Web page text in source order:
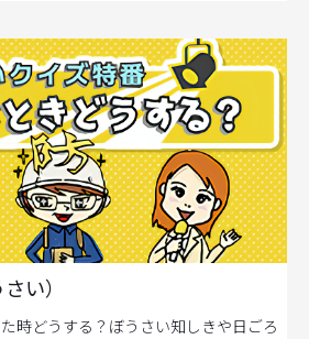
い）
時どうする？ぼうさい知しきや日ごろ